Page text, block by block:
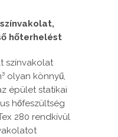
hőterhelést
színvakolat
olyan könnyű,
épület statikai
hőfeszültség
280 rendkívül